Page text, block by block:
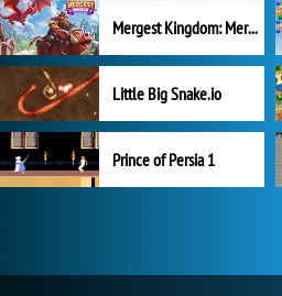
Mergest Kingdom: Merge Puzzle
Little Big Snake.io
Prince of Persia 1